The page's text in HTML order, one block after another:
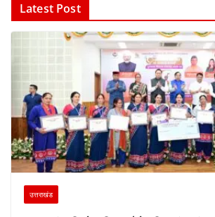
Latest Post
उत्तराखंड